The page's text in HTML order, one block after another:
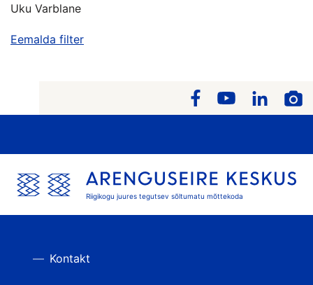
Uku Varblane
Eemalda filter
Riigikogu juures tegutsev sõltumatu mõttekoda
Kontakt